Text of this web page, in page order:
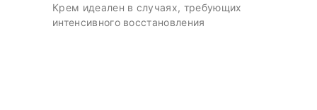
Крем идеален в случаях, требующих
интенсивного восстановления